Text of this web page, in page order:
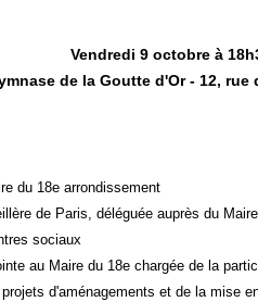
Vendredi 9 octobre à
de la Goutte d'Or - 12, rue
du 18e arrondissement
de Paris, déléguée auprès du
sociaux
au Maire du 18e chargée de la
d'aménagements et de la mise